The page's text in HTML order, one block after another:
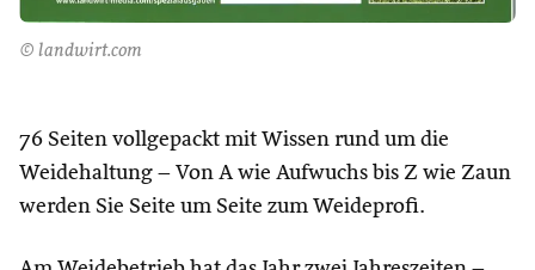
© landwirt.com
76 Seiten vollgepackt mit Wissen rund um die
Weidehaltung – Von A wie Aufwuchs bis Z wie Zaun
werden Sie Seite um Seite zum Weideprofi.